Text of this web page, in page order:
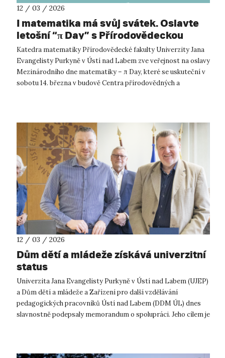
12 / 03 / 2026
I matematika má svůj svátek. Oslavte
letošní “π Day” s Přírodovědeckou
fakultou UJEP.
Katedra matematiky Přírodovědecké fakulty Univerzity Jana
Evangelisty Purkyně v Ústí nad Labem zve veřejnost na oslavy
Mezinárodního dne matematiky – π Day, které se uskuteční v
sobotu 14. března v budově Centra přírodovědných a
12 / 03 / 2026
Dům dětí a mládeže získává univerzitní
status
Univerzita Jana Evangelisty Purkyně v Ústí nad Labem (UJEP)
a Dům dětí a mládeže a Zařízení pro další vzdělávání
pedagogických pracovníků Ústí nad Labem (DDM ÚL) dnes
slavnostně podepsaly memorandum o spolupráci. Jeho cílem je